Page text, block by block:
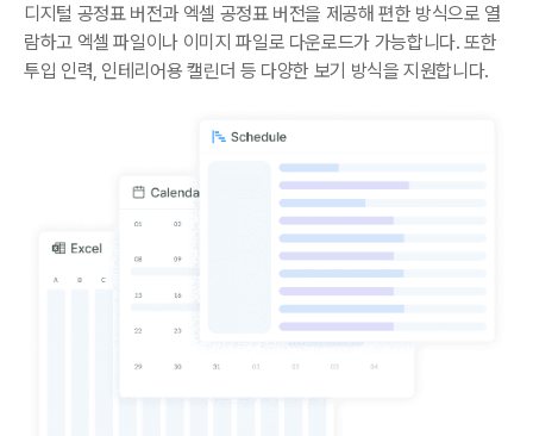
디지털 공정표 버전과 엑셀 공정표 버전을 제공해 편한 방식으로 열
람하고 엑셀 파일이나 이미지 파일로 다운로드가 가능합니다. 또한
투입 인력, 인테리어용 캘린더 등 다양한 보기 방식을 지원합니다.